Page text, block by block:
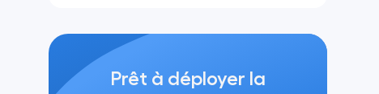
Prêt à déployer la